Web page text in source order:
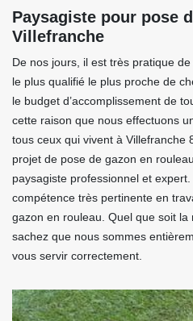
Paysagiste pour pose
Villefranche
De nos jours, il est très pratique
le plus qualifié le plus proche de
le budget d’accomplissement de
cette raison que nous effectuons
tous ceux qui vivent à Villefranche
projet de pose de gazon en
paysagiste professionnel et
compétence très pertinente en
gazon en rouleau. Quel que soit la
sachez que nous sommes
vous servir correctement.